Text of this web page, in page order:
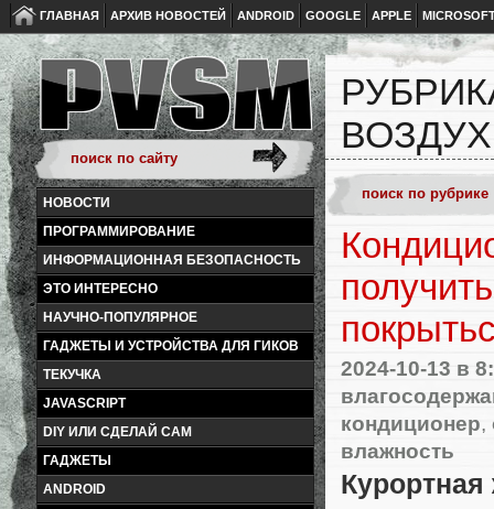
ГЛАВНАЯ АРХИВ НОВОСТЕЙ ANDROID GOOGLE APPLE
НОВОСТИ
ПРОГРАММИРОВАНИЕ
ИНФОРМАЦИОННАЯ БЕЗОПАСНОСТЬ
ЭТО ИНТЕРЕСНО
НАУЧНО-ПОПУЛЯРНОЕ
ГАДЖЕТЫ И УСТРОЙСТВА ДЛЯ ГИКОВ
ТЕКУЧКА
JAVASCRIPT
DIY ИЛИ СДЕЛАЙ САМ
ГАДЖЕТЫ
ANDROID
2024-10-13 в
кондиционер,
влажность